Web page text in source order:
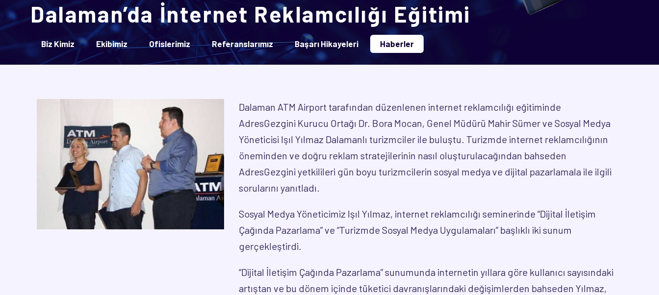
Dalaman’da İnternet Reklamcılığı Eğitimi
Biz Kimiz Ekibimiz Ofislerimiz Referanslarımız Başarı Hikayeleri Haberler
Dalaman ATM Airport tarafından düzenlenen internet reklamcılığı eğitiminde
AdresGezgini Kurucu Ortağı Dr. Bora Mocan, Genel Müdürü Mahir Sümer ve Sosyal Medya
Yöneticisi Işıl Yılmaz Dalamanlı turizmciler ile buluştu. Turizmde internet reklamcılığının
öneminden ve doğru reklam stratejilerinin nasıl oluşturulacağından bahseden
AdresGezgini yetkilileri gün boyu turizmcilerin sosyal medya ve dijital pazarlamala ile ilgili
sorularını yanıtladı.
Sosyal Medya Yöneticimiz Işıl Yılmaz, internet reklamcılığı seminerinde “Dijital İletişim
Çağında Pazarlama” ve “Turizmde Sosyal Medya Uygulamaları” başlıklı iki sunum
gerçekleştirdi.
“Dijital İletişim Çağında Pazarlama” sunumunda internetin yıllara göre kullanıcı sayısındaki
artıştan ve bu dönem içinde tüketici davranışlarındaki değişimlerden bahseden Yılmaz,